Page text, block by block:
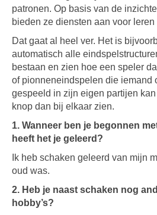
patronen. Op basis van de
bieden ze diensten aan voor leren
Dat gaat al heel ver. Het is
automatisch alle
bestaan en zien hoe een speler
of pionneneindspelen die iemand
gespeeld in zijn eigen partijen
knop dan bij elkaar zien.
1. Wanneer ben je begonnen
heeft het je geleerd?
Ik heb schaken geleerd van mijn
oud was.
2. Heb je naast schaken nog
hobby’s?